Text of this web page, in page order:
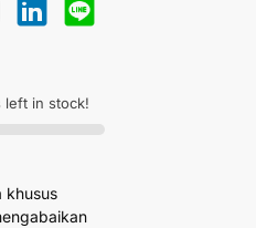
left in stock!
khusus